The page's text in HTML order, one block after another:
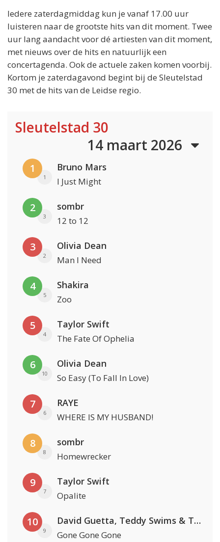
Iedere zaterdagmiddag kun je vanaf 17.00 uur
luisteren naar de grootste hits van dit moment. Twee
uur lang aandacht voor dé artiesten van dit moment,
met nieuws over de hits en natuurlijk een
concertagenda. Ook de actuele zaken komen voorbij.
Kortom je zaterdagavond begint bij de Sleutelstad
30 met de hits van de Leidse regio.
Sleutelstad 30
14 maart 2026
1
1
Bruno Mars
I Just Might
2
3
sombr
12 to 12
3
2
Olivia Dean
Man I Need
4
5
Shakira
Zoo
5
4
Taylor Swift
The Fate Of Ophelia
6
10
Olivia Dean
So Easy (To Fall In Love)
7
6
RAYE
WHERE IS MY HUSBAND!
8
8
sombr
Homewrecker
9
7
Taylor Swift
Opalite
10
9
David Guetta, Teddy Swims & Tones And I
Gone Gone Gone